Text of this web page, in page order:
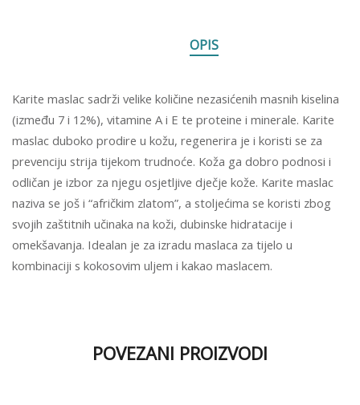
OPIS
Karite maslac sadrži velike količine nezasićenih masnih kiselina
(između 7 i 12%), vitamine A i E te proteine i minerale. Karite
maslac duboko prodire u kožu, regenerira je i koristi se za
prevenciju strija tijekom trudnoće. Koža ga dobro podnosi i
odličan je izbor za njegu osjetljive dječje kože. Karite maslac
naziva se još i “afričkim zlatom”, a stoljećima se koristi zbog
svojih zaštitnih učinaka na koži, dubinske hidratacije i
omekšavanja. Idealan je za izradu maslaca za tijelo u
kombinaciji s kokosovim uljem i kakao maslacem.
POVEZANI PROIZVODI